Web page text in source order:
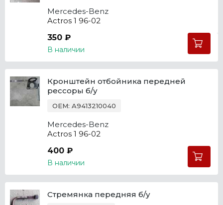
Mercedes-Benz
Actros 1 96-02
350 ₽
В наличии
Кронштейн отбойника передней
рессоры б/у
OEM: A9413210040
Mercedes-Benz
Actros 1 96-02
400 ₽
В наличии
Стремянка передняя б/у